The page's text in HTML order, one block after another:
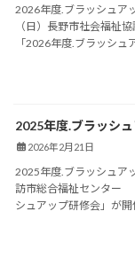
2026年度.ブラッシュア
（日）長野市社会福祉
「2026年度.ブラッシ
2025年度.ブラッシ
2026年2月21日
2025年度.ブラッシュア
訪市総合福祉センター
シュアップ研修会」が